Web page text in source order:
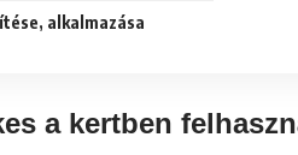
alkalmazása
a kertben